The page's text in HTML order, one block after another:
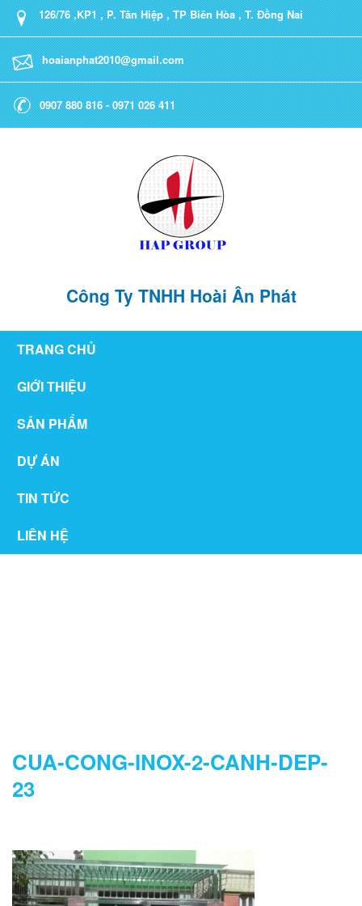
126/76 ,KP1 , P. Tân Hiệp , TP Biên Hòa , T. Đồng Nai
hoaianphat2010@gmail.com
0907 880 816 - 0971 026 411
Công Ty TNHH Hoài Ân Phát
TRANG CHỦ
GIỚI THIỆU
SẢN PHẨM
DỰ ÁN
TIN TỨC
LIÊN HỆ
CUA-CONG-INOX-2-CANH-DEP-
23